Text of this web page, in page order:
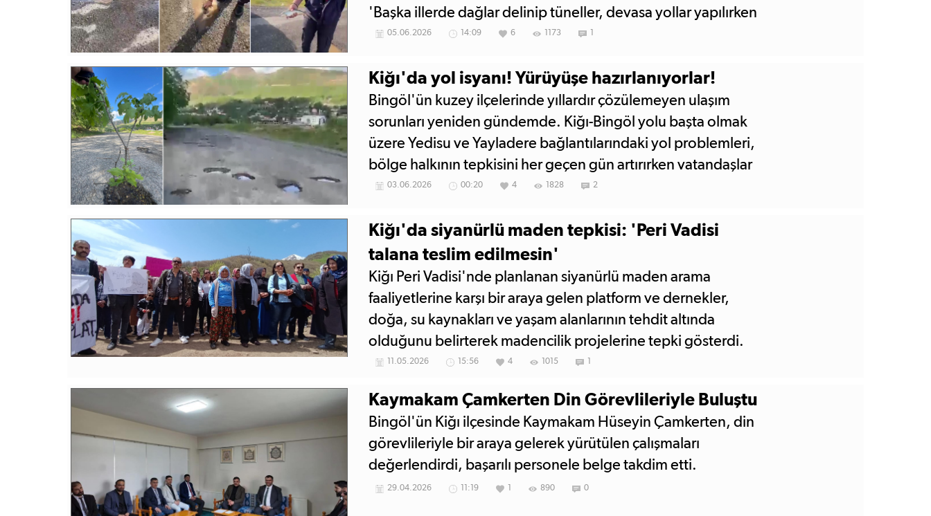
'Başka illerde dağlar delinip tüneller, devasa yollar yapılırken
bizler halen çukursuz ve açık bir yol diye haykırıyorsak, bu
05.06.2026 14:09 6 1173
Kiğı'da yol isyanı! Yürüyüşe hazırlanıyorlar!
Bingöl'ün kuzey ilçelerinde yıllardır çözülemeyen ulaşım
sorunları yeniden gündemde. Kiğı-Bingöl yolu başta olmak
üzere Yedisu ve Yayladere bağlantılarındaki yol problemleri,
bölge halkının tepkisini her geçen gün artırırken vatandaşlar
seslerini duyurmak için Karayolları Elâzığ 8. Bölge
03.06.2026 00:20 4 1828 2
Kiğı'da siyanürlü maden tepkisi: 'Peri Vadisi
talana teslim edilmesin'
Kiğı Peri Vadisi'nde planlanan siyanürlü maden arama
faaliyetlerine karşı bir araya gelen platform ve dernekler,
doğa, su kaynakları ve yaşam alanlarının tehdit altında
olduğunu belirterek madencilik projelerine tepki gösterdi.
11.05.2026 15:56 4 1015
Kaymakam Çamkerten Din Görevlileriyle Buluştu
Bingöl'ün Kiğı ilçesinde Kaymakam Hüseyin Çamkerten, din
görevlileriyle bir araya gelerek yürütülen çalışmaları
değerlendirdi, başarılı personele belge takdim etti.
29.04.2026 11:19 890 0